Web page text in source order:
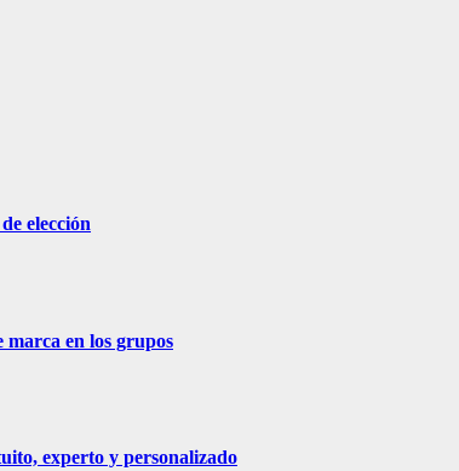
elección
marca en los grupos
experto y personalizado